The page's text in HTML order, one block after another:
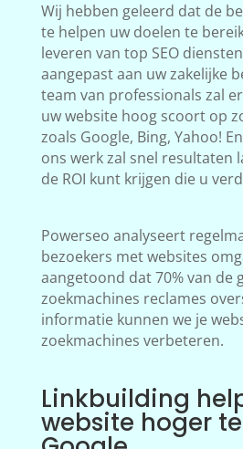
Wij hebben geleerd dat de
te helpen uw doelen te
leveren van top SEO
aangepast aan uw zakelijke
team van professionals zal
uw website hoog scoort op
zoals Google, Bing, Yahoo!
ons werk zal snel resultaten
de ROI kunt krijgen die u
Powerseo analyseert
bezoekers met websites
aangetoond dat 70% van de
zoekmachines reclames
informatie kunnen we je
zoekmachines verbeteren.
Linkbuilding
website hoger